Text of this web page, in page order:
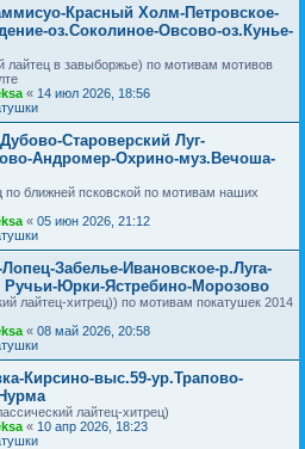
Красный Холм-Петровское-
оз.Соколиное-Овсово-оз.Кунье-
лайтец в завыборжье) по мотивам мотивов
« 14 июл 2026, 18:56
Староверский Луг-
Андромер-Охрино-муз.Вечоша-
по ближней псковской по мотивам наших
« 05 июн 2026, 21:12
Забелье-Ивановское-р.Луга-
Ручьи-Юрки-Ястребино-Морозово
лайтец-хитрец)) по мотивам покатушек 2014
« 08 май 2026, 20:58
Кирсино-выс.59-ур.Трапово-
лайтец-хитрец)
« 10 апр 2026, 18:23